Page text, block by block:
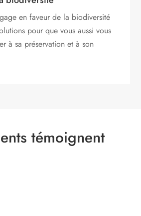
en faveur de la biodiversité
pour que vous aussi vous
à sa préservation et à son
témoignent